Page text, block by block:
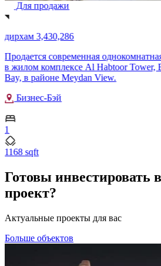
Для продажи
дирхам 3,430,286
Продается современная
в жилом комплексе Al Habtoor Tower,
Bay, в районе Meydan View.
Бизнес-Бэй
1
1168 sqft
Готовы инвестировать
проект?
Актуальные проекты для вас
Больше объектов